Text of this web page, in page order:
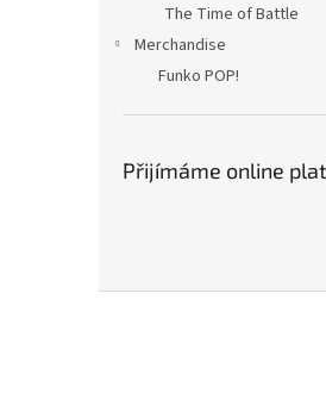
The Time of Battle
Merchandise
Funko POP!
Přijímáme online